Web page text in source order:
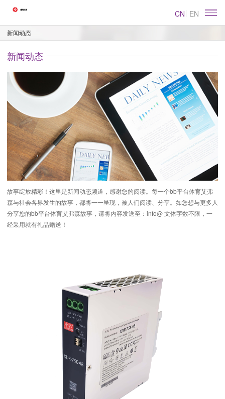
CN EN
新闻动态
新闻动态
故事绽放精彩！这里是新闻动态频道，感谢您的阅读。每一个bb平台体育艾弗
森与社会各界发生的故事，都将一一呈现，被人们阅读、分享。如您想与更多人
分享您的bb平台体育艾弗森故事，请将内容发送至：info@ 文体字数不限，一
经采用就有礼品赠送！